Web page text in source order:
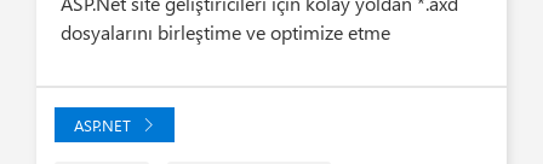
dosyalarını birleştime ve optimize etme
ASP.NET